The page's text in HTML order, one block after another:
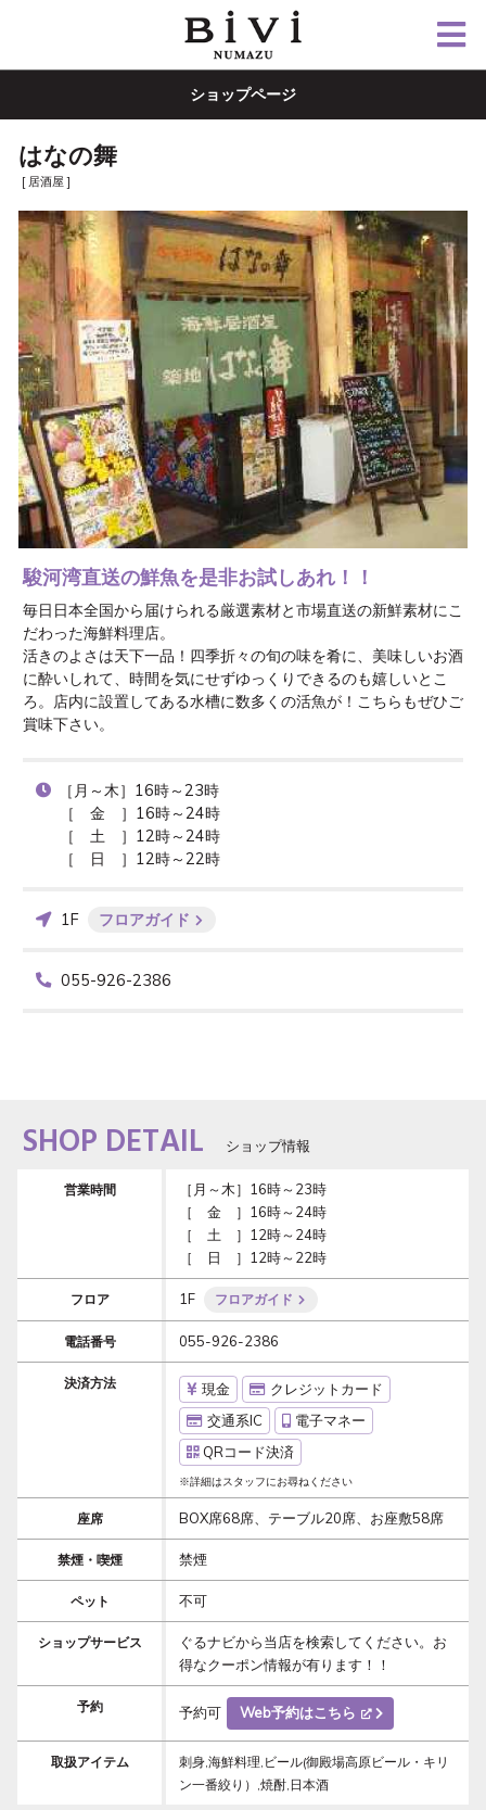
ショップページ
はなの舞
[ 居酒屋 ]
駿河湾直送の鮮魚を是非お試しあれ！！
毎日日本全国から届けられる厳選素材と市場直送の新鮮素材にこ
だわった海鮮料理店。
活きのよさは天下一品！四季折々の旬の味を肴に、美味しいお酒
に酔いしれて、時間を気にせずゆっくりできるのも嬉しいとこ
ろ。店内に設置してある水槽に数多くの活魚が！こちらもぜひご
賞味下さい。
［月～木］16時～23時
［　金　］16時～24時
［　土　］12時～24時
［　日　］12時～22時
1F フロアガイド
055-926-2386
SHOP DETAIL ショップ情報
営業時間
［月～木］16時～23時
［　金　］16時～24時
［　土　］12時～24時
［　日　］12時～22時
フロア 1F フロアガイド
電話番号 055-926-2386
決済方法 現金
クレジットカード
交通系IC
電子マネー
QRコード決済
※詳細はスタッフにお尋ねください
座席 BOX席68席、テーブル20席、お座敷58席
禁煙・喫煙 禁煙
ペット 不可
ショップサービス
ぐるナビから当店を検索してください。お
得なクーポン情報が有ります！！
予約 予約可 Web予約はこちら
取扱アイテム
刺身,海鮮料理,ビール(御殿場高原ビール・キリ
ン一番絞り）,焼酎,日本酒